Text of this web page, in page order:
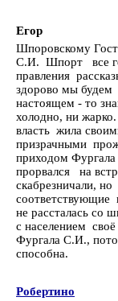
Егор
Шпоровскому
С.И. Шпорт все
правления
здорово мы
настоящем - то
холодно, ни
власть жила
призрачными
приходом
прорвался на
скабрезничали,
соответствующие
не рассталась со
с населением
Фургала С.И.,
способна.
Робертино